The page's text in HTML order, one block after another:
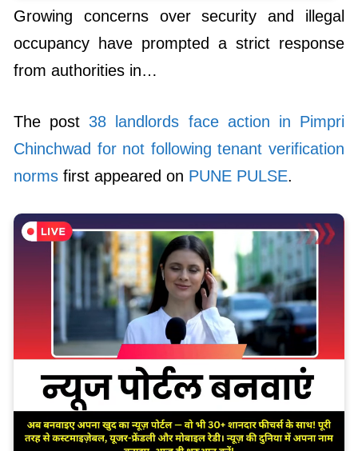
Growing concerns over security and illegal
occupancy have prompted a strict response
from authorities in…
The post 38 landlords face action in Pimpri
Chinchwad for not following tenant verification
norms first appeared on PUNE PULSE.